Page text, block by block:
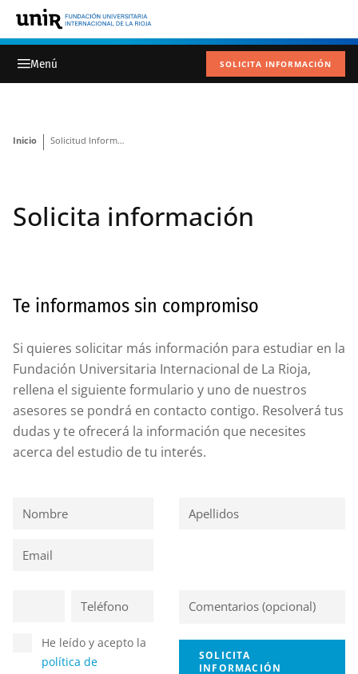
SOLICITA INFORMACIÓN
Inicio Solicitud Información
Solicita información
Te informamos sin compromiso
Si quieres solicitar más información para estudiar en la
Fundación Universitaria Internacional de La Rioja,
rellena el siguiente formulario y uno de nuestros
asesores se pondrá en contacto contigo. Resolverá tus
dudas y te ofrecerá la información que necesites
acerca del estudio de tu interés.